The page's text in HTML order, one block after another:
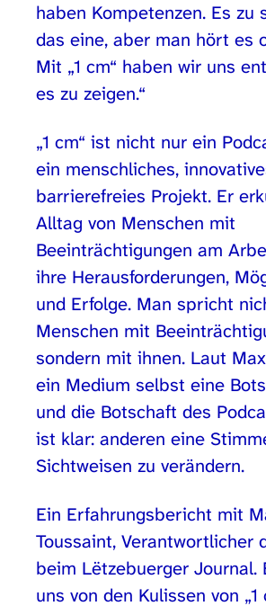
haben Kompetenzen. Es zu
das eine, aber man hört es
Mit „1 cm“ haben wir uns
es zu zeigen.“
„1 cm“ ist nicht nur ein
ein menschliches,
barrierefreies Projekt. Er
Alltag von Menschen mit
Beeinträchtigungen am
ihre Herausforderungen,
und Erfolge. Man spricht
Menschen mit
sondern mit ihnen. Laut
ein Medium selbst eine
und die Botschaft des
ist klar: anderen eine
Sichtweisen zu verändern.
Ein Erfahrungsbericht mit
Toussaint, Verantwortlicher
beim Lëtzebuerger Journal.
uns von den Kulissen von „1